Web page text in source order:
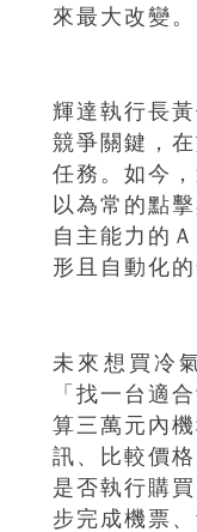
來最大改變。
輝達執行長
競爭關鍵，
任務。如今
以為常的點
自主能力的
形且自動化
未來想買冷
「找一台適
算三萬元內
訊、比較價
是否執行購
步完成機票